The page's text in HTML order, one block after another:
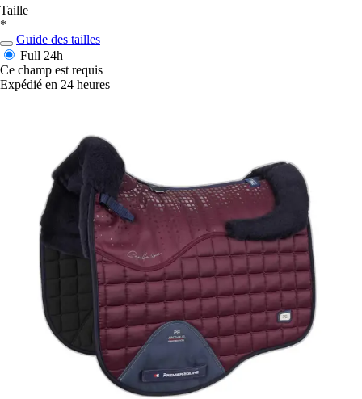
Taille
*
Guide des tailles
Full 24h
Ce champ est requis
Expédié en 24 heures